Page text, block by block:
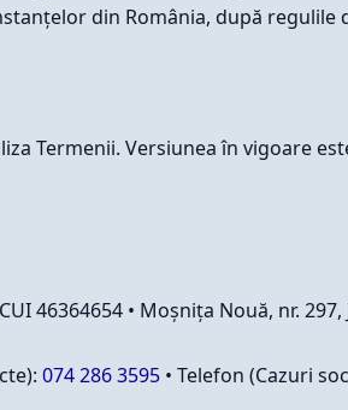
din România, după regulile
Termenii. Versiunea în vigoare
46364654 • Moșnița Nouă, nr.
074 286 3595 • Telefon (Cazuri